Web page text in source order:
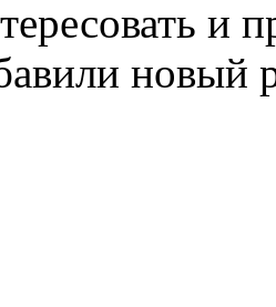
и
новый